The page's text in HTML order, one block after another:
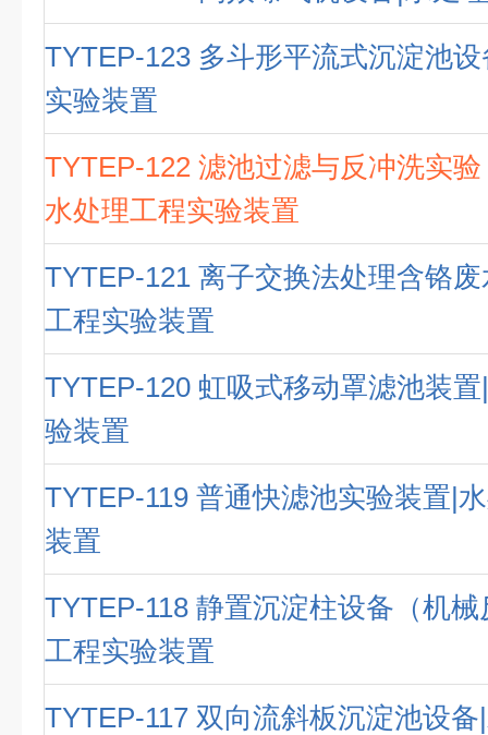
TYTEP-123 多斗形平流式沉淀池
实验装置
TYTEP-122 滤池过滤与反冲洗实
水处理工程实验装置
TYTEP-121 离子交换法处理含铬
工程实验装置
TYTEP-120 虹吸式移动罩滤池装
验装置
TYTEP-119 普通快滤池实验装置|
装置
TYTEP-118 静置沉淀柱设备（机
工程实验装置
TYTEP-117 双向流斜板沉淀池设